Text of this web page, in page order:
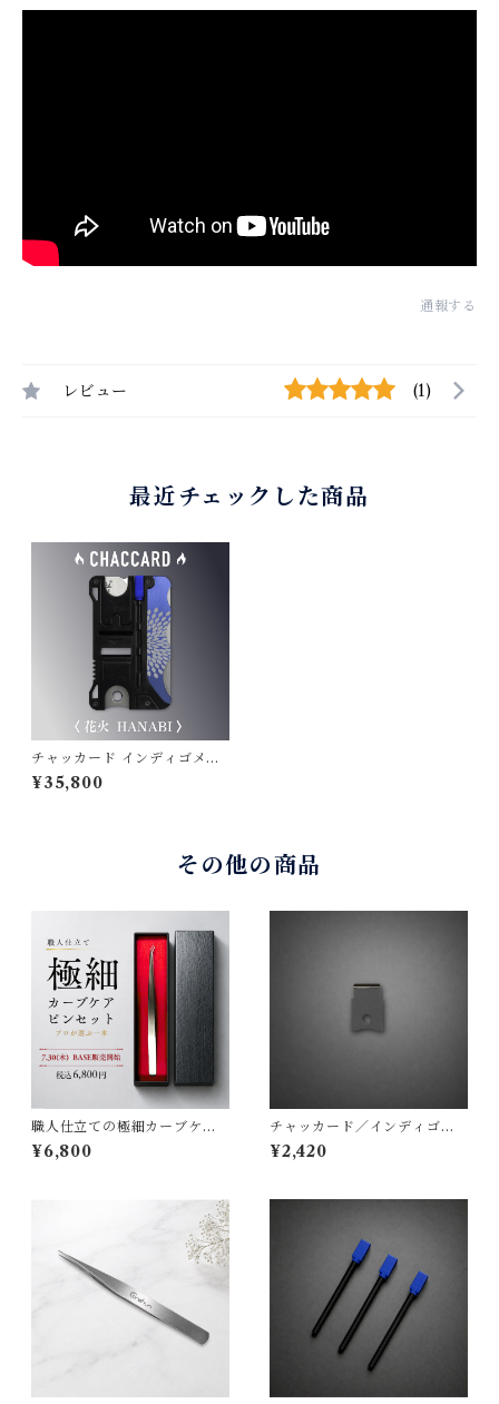
通報する
レビュー (1)
最近チェックした商品
チャッカード インディゴメタ
ル〈花火〉— 金属に藍を宿
す、育てる一枚｜日本製・天
¥35,800
その他の商品
職人仕立ての極細カーブケア
ピンセット｜日本製
¥6,800
チャッカード／インディゴメ
タル対応 替刃【カンナ刃】
¥2,420